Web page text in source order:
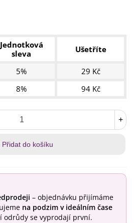
Jednotková
sleva
Ušetříte
5%
29 Kč
8% 94 Kč
+
Přidat do košíku
– objednávku přijímáme
na podzim v ideálním čase
odrůdy se vyprodají první.